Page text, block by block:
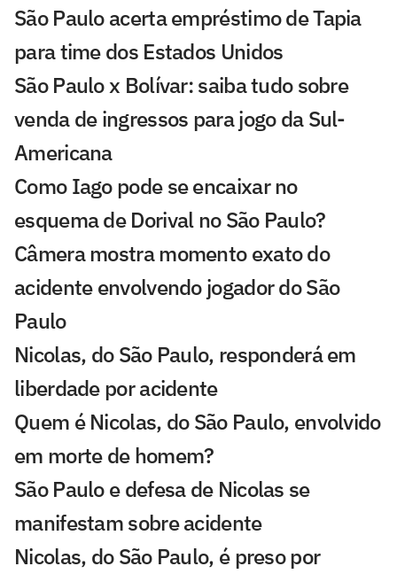
São Paulo acerta empréstimo de Tapia
para time dos Estados Unidos
São Paulo x Bolívar: saiba tudo sobre
venda de ingressos para jogo da Sul-
Americana
Como Iago pode se encaixar no
esquema de Dorival no São Paulo?
Câmera mostra momento exato do
acidente envolvendo jogador do São
Paulo
Nicolas, do São Paulo, responderá em
liberdade por acidente
Quem é Nicolas, do São Paulo, envolvido
em morte de homem?
São Paulo e defesa de Nicolas se
manifestam sobre acidente
Nicolas, do São Paulo, é preso por